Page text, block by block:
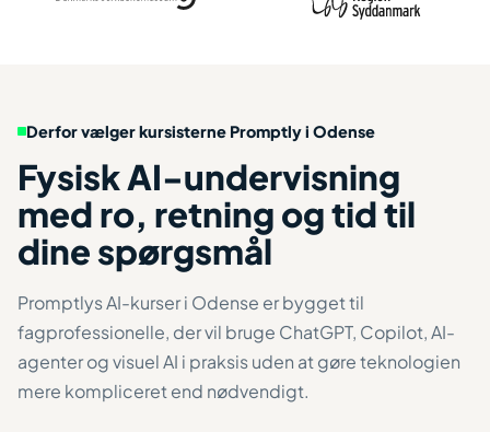
Derfor vælger kursisterne Promptly i Odense
Fysisk AI-undervisning
med ro, retning og tid til
dine spørgsmål
Promptlys AI-kurser i Odense er bygget til
fagprofessionelle, der vil bruge ChatGPT, Copilot, AI-
agenter og visuel AI i praksis uden at gøre teknologien
mere kompliceret end nødvendigt.